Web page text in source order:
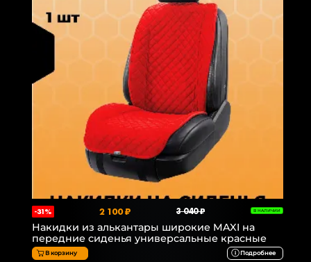
-31% 2 100 ₽ 3 040 ₽ В НАЛИЧИИ
Накидки из алькантары широкие MAXI на
передние сиденья универсальные красные
В корзину Подробнее